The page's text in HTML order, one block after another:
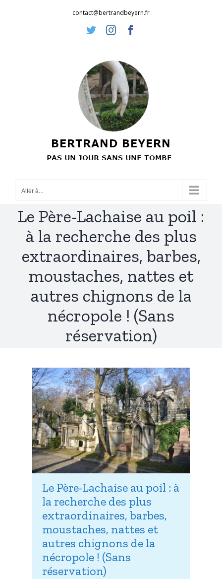
contact@bertrandbeyern.fr
TwitterInstagram
Aller à...
Le Père-Lachaise au poil :
à la recherche des plus
extraordinaires, barbes,
moustaches, nattes et
autres chignons de la
nécropole ! (Sans
réservation)
Le Père-Lachaise au poil : à
la recherche des plus
extraordinaires, barbes,
moustaches, nattes et
autres chignons de la
nécropole ! (Sans
réservation)